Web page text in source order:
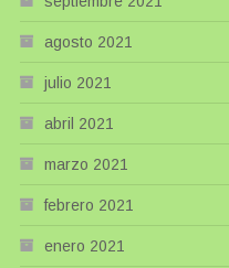
agosto 2021
julio 2021
abril 2021
marzo 2021
febrero 2021
enero 2021